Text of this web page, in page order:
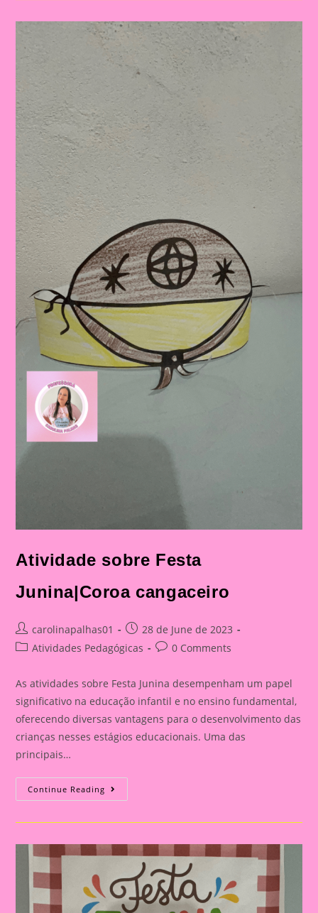
Atividade sobre Festa
Junina|Coroa cangaceiro
Post
author:
carolinapalhas01
Post
published:
28 de June de 2023
PostAtividades Pedagógicas
Post0 Comments
As atividades sobre Festa Junina desempenham um papel
significativo na educação infantil e no ensino fundamental,
oferecendo diversas vantagens para o desenvolvimento das
crianças nesses estágios educacionais. Uma das
principais…
Continue Reading Atividade
Sobre
Junina|Coroa